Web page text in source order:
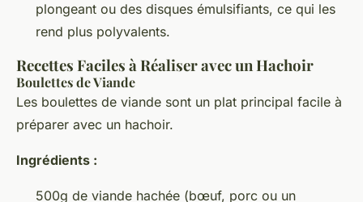
plongeant ou des disques émulsifiants, ce qui les
rend plus polyvalents.
Recettes Faciles à Réaliser avec un Hachoir
Boulettes de Viande
Les boulettes de viande sont un plat principal facile à
préparer avec un hachoir.
Ingrédients :
500g de viande hachée (bœuf, porc ou un